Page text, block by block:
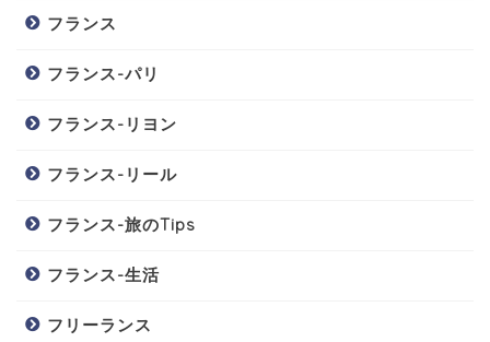
フランス
フランス-パリ
フランス-リヨン
フランス-リール
フランス-旅のTips
フランス-生活
フリーランス